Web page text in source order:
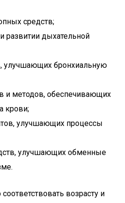
средств;
развитии дыхательной
улучшающих бронхиальную
и методов, обеспечивающих
крови;
улучшающих процессы
улучшающих обменные
возрасту и